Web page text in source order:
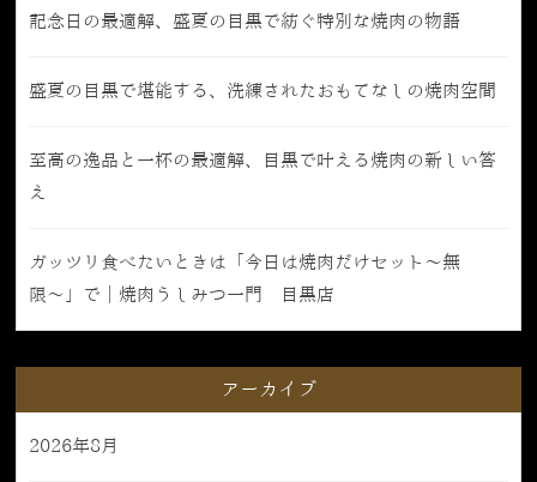
記念日の最適解、盛夏の目黒で紡ぐ特別な焼肉の物語
盛夏の目黒で堪能する、洗練されたおもてなしの焼肉空間
至高の逸品と一杯の最適解、目黒で叶える焼肉の新しい答
え
ガッツリ食べたいときは「今日は焼肉だけセット〜無
限〜」で｜焼肉うしみつ一門 目黒店
アーカイブ
2026年8月